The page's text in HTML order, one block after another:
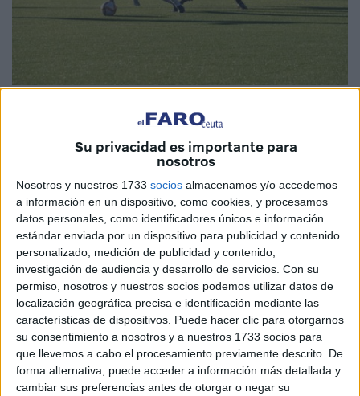
Su privacidad es importante para
nosotros
Nosotros y nuestros 1733 socios almacenamos y/o accedemos
a información en un dispositivo, como cookies, y procesamos
datos personales, como identificadores únicos e información
estándar enviada por un dispositivo para publicidad y contenido
personalizado, medición de publicidad y contenido,
investigación de audiencia y desarrollo de servicios. Con su
permiso, nosotros y nuestros socios podemos utilizar datos de
localización geográfica precisa e identificación mediante las
características de dispositivos. Puede hacer clic para otorgarnos
su consentimiento a nosotros y a nuestros 1733 socios para
que llevemos a cabo el procesamiento previamente descrito. De
forma alternativa, puede acceder a información más detallada y
cambiar sus preferencias antes de otorgar o negar su
LaAgrupación Deportiva Ceuta FC ‘B’dejó escapar una
victoriafrente al AD Cartaya en un partido que tenía
controlado con el marcador a favor pero que tras un error
defensivo regaló el empate y al final se escaparon dos
puntos delestadio federativo ‘Alfonso Murube’.
El conjunto dirigido por Miguel Ángel Berlanga, en la
grada por estar sancionado tras su expulsión frente al CD
Pozoblanco, fue mejor durante gran parte del encuentro
aunque los onubenses en los minutos posteriores al tanto
del empate tuvieron opciones de haber ganado el choque.